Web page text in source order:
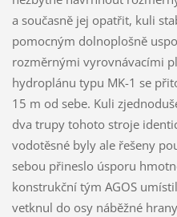
a současně jej opatřit, kuli
pomocným dolnoplošně
rozměrnými vyrovnávacími
hydroplánu typu MK-1 se
15 m od sebe. Kuli
dva trupy tohoto stroje
vodotěsné byly ale řešeny
sebou přineslo úsporu
konstrukční tým AGOS
vetknul do osy náběžné